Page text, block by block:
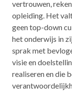
vertrouwen,
opleiding. Het
geen top-down
het onderwijs in
sprak met
visie en
realiseren en die